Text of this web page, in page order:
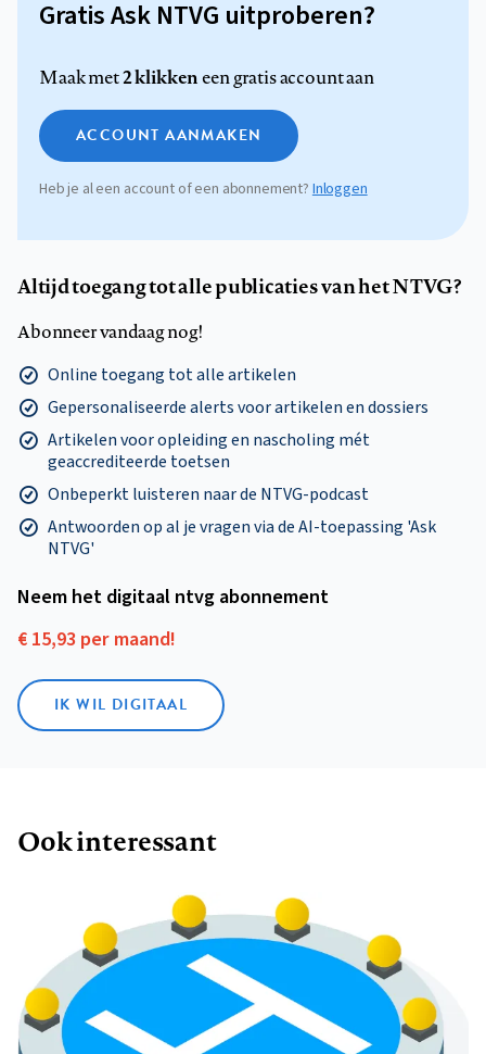
Gratis Ask NTVG uitproberen?
Maak met2 klikkeneen gratis account aan
ACCOUNT AANMAKEN
Heb je al een account of een abonnement? Inloggen
Altijd toegang tot alle publicaties van het NTVG?
Abonneer vandaag nog!
Online toegang tot alle artikelen
Gepersonaliseerde alerts voor artikelen en dossiers
Artikelen voor opleiding en nascholing mét
geaccrediteerde toetsen
Onbeperkt luisteren naar de NTVG-podcast
Antwoorden op al je vragen via de AI-toepassing 'Ask
NTVG'
Neem het digitaal ntvg abonnement
€ 15,93 per maand!
IK WIL DIGITAAL
Ook interessant